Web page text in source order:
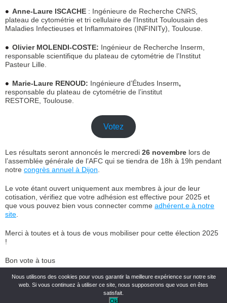
Anne-Laure ISCACHE : Ingénieure de Recherche CNRS,
plateau de cytométrie et tri cellulaire de l’Institut Toulousain des
Maladies Infectieuses et Inflammatoires (INFINITy), Toulouse.
Olivier MOLENDI-COSTE: Ingénieur de Recherche Inserm,
responsable scientifique du plateau de cytométrie de l’Institut
Pasteur Lille.
Marie-Laure RENOUD: Ingénieure d’Études Inserm,
responsable du plateau de cytométrie de l’institut
RESTORE, Toulouse.
Votez
Les résultats seront annoncés le mercredi 26 novembre lors de
l’assemblée générale de l’AFC qui se tiendra de 18h à 19h pendant
notre congrès annuel à Dijon
Le vote étant ouvert uniquement aux membres à jour de leur
cotisation, vérifiez que votre adhésion est effective pour 2025 et
que vous pouvez bien vous connecter comme adhérent.e à notre
site
Merci à toutes et à tous de vous mobiliser pour cette élection 2025
!
Bon vote à tous
Cyrille Mionnet, Président et le Conseil d’Administration de l’AFC,
Nous utilisons des cookies pour vous garantir la meilleure expérience sur notre site
web. Si vous continuez à utiliser ce site, nous supposerons que vous en êtes
satisfait.
Ok